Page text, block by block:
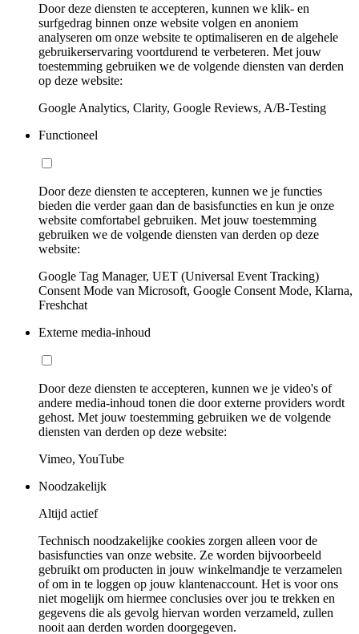
Door deze diensten te accepteren, kunnen we klik- en
surfgedrag binnen onze website volgen en anoniem
analyseren om onze website te optimaliseren en de algehele
gebruikerservaring voortdurend te verbeteren. Met jouw
toestemming gebruiken we de volgende diensten van derden
op deze website:
Google Analytics, Clarity, Google Reviews, A/B-Testing
Functioneel
Door deze diensten te accepteren, kunnen we je functies
bieden die verder gaan dan de basisfuncties en kun je onze
website comfortabel gebruiken. Met jouw toestemming
gebruiken we de volgende diensten van derden op deze
website:
Google Tag Manager, UET (Universal Event Tracking)
Consent Mode van Microsoft, Google Consent Mode, Klarna,
Freshchat
Externe media-inhoud
Door deze diensten te accepteren, kunnen we je video's of
andere media-inhoud tonen die door externe providers wordt
gehost. Met jouw toestemming gebruiken we de volgende
diensten van derden op deze website:
Vimeo, YouTube
Noodzakelijk
Altijd actief
Technisch noodzakelijke cookies zorgen alleen voor de
basisfuncties van onze website. Ze worden bijvoorbeeld
gebruikt om producten in jouw winkelmandje te verzamelen
of om in te loggen op jouw klantenaccount. Het is voor ons
niet mogelijk om hiermee conclusies over jou te trekken en
gegevens die als gevolg hiervan worden verzameld, zullen
nooit aan derden worden doorgegeven.